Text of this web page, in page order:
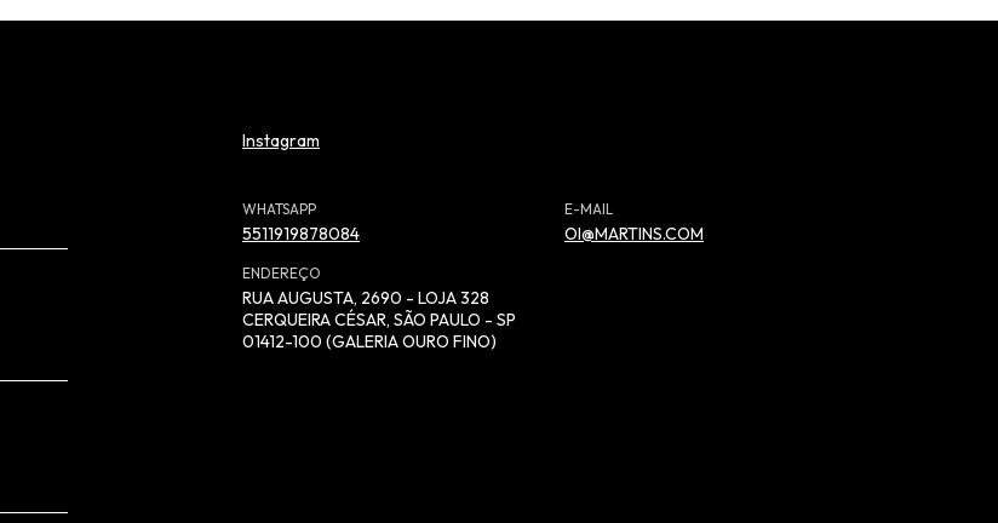
Instagram
WHATSAPP
5511919878084
E-MAIL
OI@MARTINS.COM
ENDEREÇO
RUA AUGUSTA, 2690 - LOJA 328
CERQUEIRA CÉSAR, SÃO PAULO - SP
01412-100 (GALERIA OURO FINO)